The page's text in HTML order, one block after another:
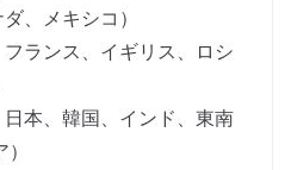
、メキシコ）
ランス、イギリス、ロシ
本、韓国、インド、東南